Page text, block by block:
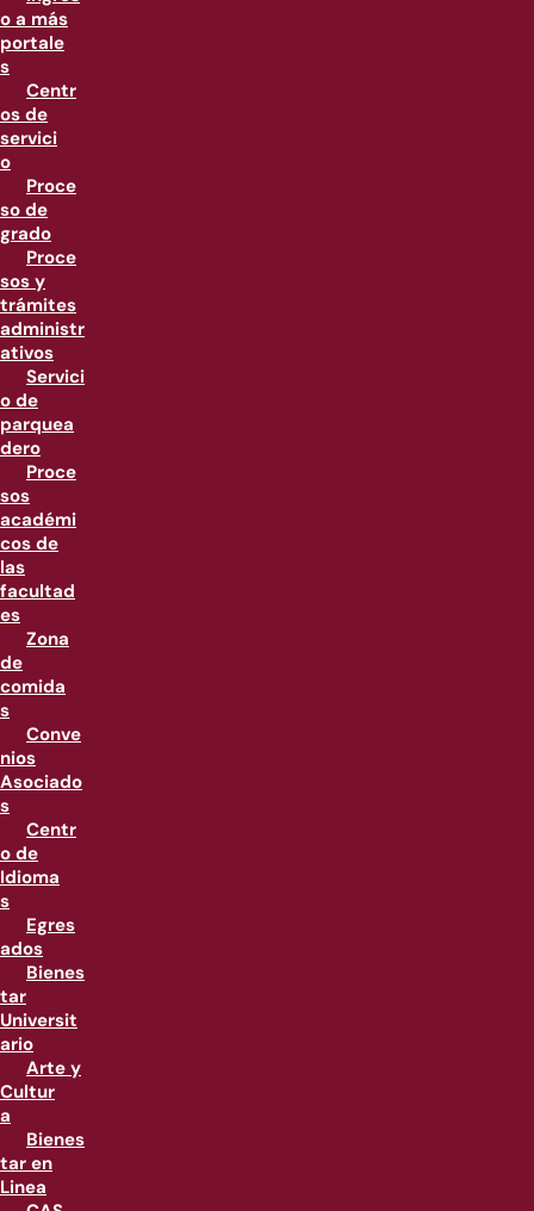
o a más
portale
s
Centr
os de
servici
o
Proce
so de
grado
Proce
sos y
trámites
administr
ativos
Servici
o de
parquea
dero
Proce
sos
académi
cos de
las
facultad
es
Zona
de
comida
s
Conve
nios
Asociado
s
Centr
o de
Idioma
s
Egres
ados
Bienes
tar
Universit
ario
Arte y
Cultur
a
Bienes
tar en
Linea